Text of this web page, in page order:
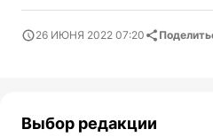
26 ИЮНЯ 2022 07:20
Выбор редакции